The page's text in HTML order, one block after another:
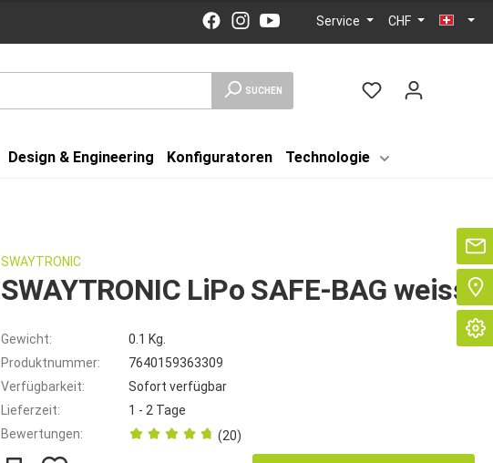
Service CHF
SUCHEN
Design & Engineering Konfiguratoren Technologie
SWAYTRONIC
SWAYTRONIC LiPo SAFE-BAG weiss
Gewicht:
0.1 Kg.
Produktnummer:
7640159363309
Verfügbarkeit:
Sofort verfügbar
Lieferzeit:
1 - 2 Tage
Bewertungen:
(20)